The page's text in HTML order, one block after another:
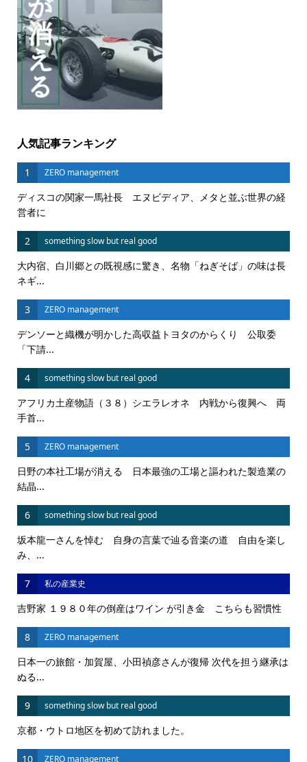
人気記事ランキング
1 ZERO management
ディスコの関家一馬社長 エヌビディア、メタと並ぶ世界の経
営者に
2 something slow but real good
大内宿、白川郷との既視感に驚き、名物「ねぎそば」の味は長
ネギ...
3 ZERO management
デンソーと織機が明かした高収益トヨタのからくり 公取委
「下請...
4 something slow but real good
アフリカ土産物語（３８）シエラレオネ 内戦から復興へ 両
手首...
5 ZERO management
日野の本社工場が消える 日本最強の工場と謳われた製造業の
結晶...
6 something slow but real good
坂本龍一さんを悼む 自身の言葉で辿る音楽の道 自由を楽し
み、...
7 私の産業史
吉野家 １９８０年の倒産はワイン が引き金 こちらも習慣性
8 ZERO management
日本一の旅館・加賀屋、小田禎彦さんが復帰 次代を担う継承は
ぬる...
9 something slow but real good
京都・ウトロ地区を初めて訪れました。
10 ZERO management